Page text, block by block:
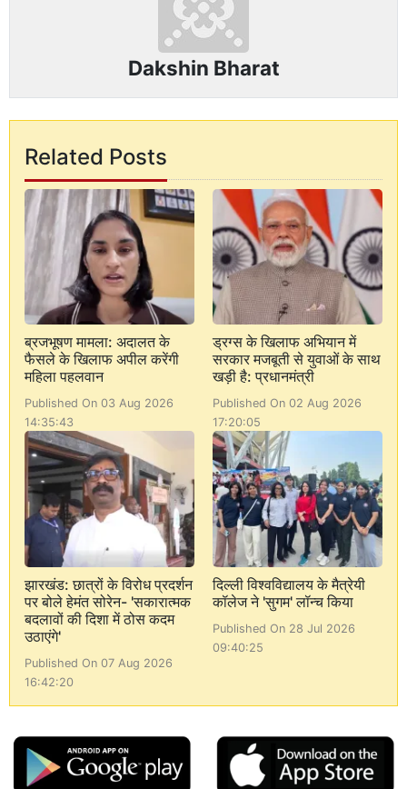
Dakshin Bharat
Related Posts
ब्रजभूषण मामला: अदालत के
फैसले के खिलाफ अपील करेंगी
महिला पहलवान
Published On 03 Aug 2026
14:35:43
ड्रग्स के खिलाफ अभियान में
सरकार मजबूती से युवाओं के साथ
खड़ी है: प्रधानमंत्री
Published On 02 Aug 2026
17:20:05
झारखंड: छात्रों के विरोध प्रदर्शन
पर बोले हेमंत सोरेन- 'सकारात्मक
बदलावों की दिशा में ठोस कदम
उठाएंगे'
Published On 07 Aug 2026
16:42:20
दिल्ली विश्वविद्यालय के मैत्रेयी
कॉलेज ने 'सुगम' लॉन्च किया
Published On 28 Jul 2026
09:40:25